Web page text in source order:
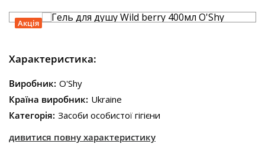
Акція
Характеристика:
Виробник: O'Shy
Країна виробник: Ukraine
Категорія: Засоби особистої гігієни
дивитися повну характеристику